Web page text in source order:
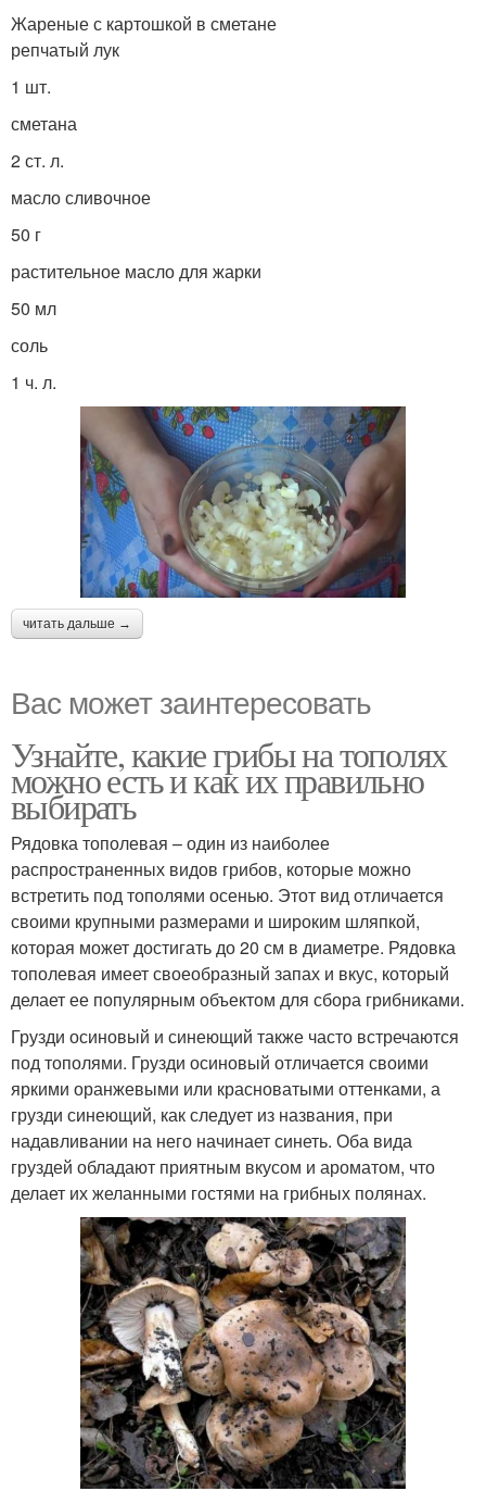
Жареные с картошкой в сметане
репчатый лук
1 шт.
сметана
2 ст. л.
масло сливочное
50 г
растительное масло для жарки
50 мл
соль
1 ч. л.
читать дальше →
Вас может заинтересовать
Узнайте, какие грибы на тополях
можно есть и как их правильно
выбирать
Рядовка тополевая – один из наиболее
распространенных видов грибов, которые можно
встретить под тополями осенью. Этот вид отличается
своими крупными размерами и широким шляпкой,
которая может достигать до 20 см в диаметре. Рядовка
тополевая имеет своеобразный запах и вкус, который
делает ее популярным объектом для сбора грибниками.
Грузди осиновый и синеющий также часто встречаются
под тополями. Грузди осиновый отличается своими
яркими оранжевыми или красноватыми оттенками, а
грузди синеющий, как следует из названия, при
надавливании на него начинает синеть. Оба вида
груздей обладают приятным вкусом и ароматом, что
делает их желанными гостями на грибных полянах.